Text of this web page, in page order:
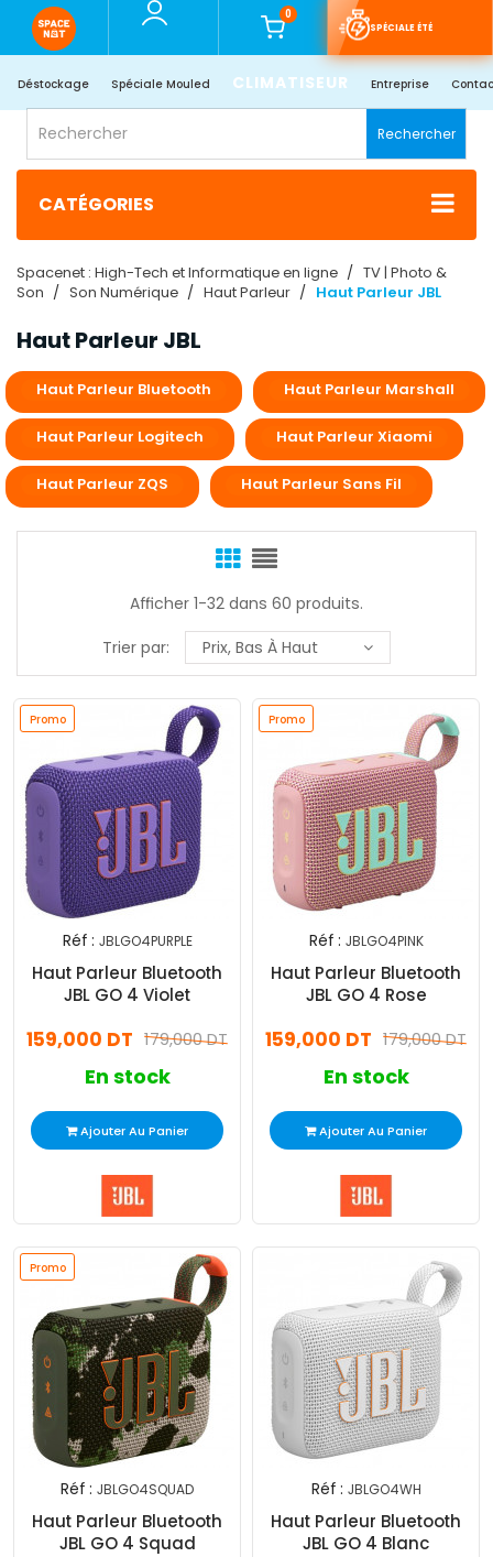
0
SPÉCIALE ÉTÉ
Déstockage Spéciale Mouled CLIMATISEUR Entreprise
Rechercher
CATÉGORIES
Spacenet : High-Tech et Informatique en ligne
TV | Photo &
Son
Son Numérique Haut Parleur Haut Parleur JBL
Haut Parleur JBL
Haut Parleur Bluetooth Haut Parleur Marshall
Haut Parleur Logitech Haut Parleur Xiaomi
Haut Parleur ZQS Haut Parleur Sans Fil
Afficher 1-32 dans 60 produits.
Trier par:
Prix, Bas À Haut
Promo
Réf : JBLGO4PURPLE
Haut Parleur Bluetooth
JBL GO 4 Violet
179,000 DT
159,000 DT
En stock
Ajouter Au Panier
Promo
Réf : JBLGO4PINK
Haut Parleur Bluetooth
JBL GO 4 Rose
179,000 DT
159,000 DT
En stock
Ajouter Au Panier
Promo
Réf : JBLGO4SQUAD
Haut Parleur Bluetooth
JBL GO 4 Squad
Réf : JBLGO4WH
Haut Parleur Bluetooth
JBL GO 4 Blanc